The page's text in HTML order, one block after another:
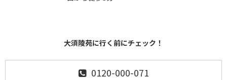
大須陵苑に行く前にチェック！
0120-000-071